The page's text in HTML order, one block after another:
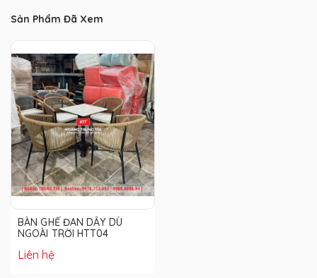
Sản Phẩm Đã Xem
BÀN GHẾ ĐAN DÂY DÙ
NGOÀI TRỜI HTT04
Liên hệ